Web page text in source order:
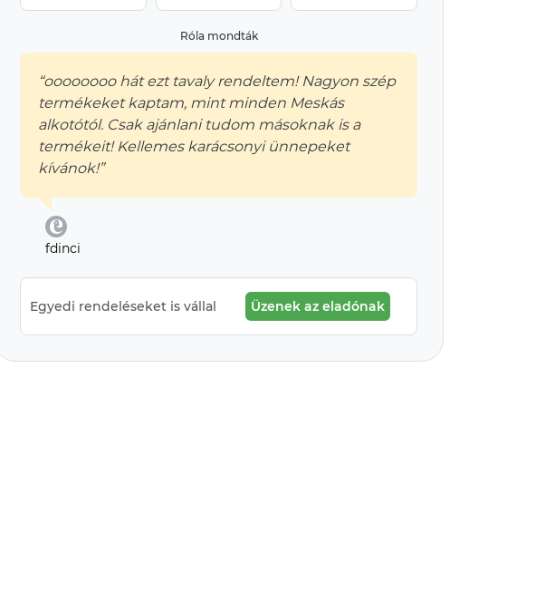
Róla mondták
“oooooooo hát ezt tavaly rendeltem! Nagyon szép
termékeket kaptam, mint minden Meskás
alkotótól. Csak ajánlani tudom másoknak is a
termékeit! Kellemes karácsonyi ünnepeket
kívánok!”
fdinci
Egyedi rendeléseket is vállal Üzenek az eladónak